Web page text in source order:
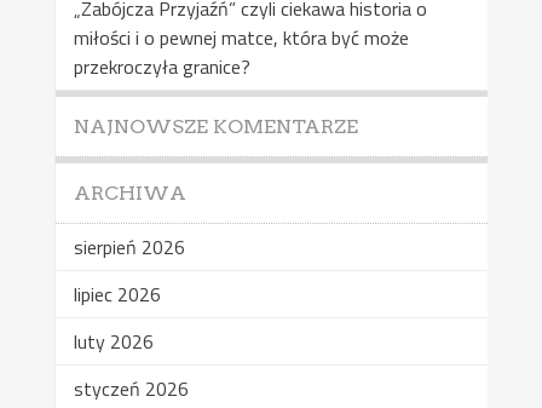
„Zabójcza Przyjaźń” czyli ciekawa historia o
miłości i o pewnej matce, która być może
przekroczyła granice?
NAJNOWSZE KOMENTARZE
ARCHIWA
sierpień 2026
lipiec 2026
luty 2026
styczeń 2026